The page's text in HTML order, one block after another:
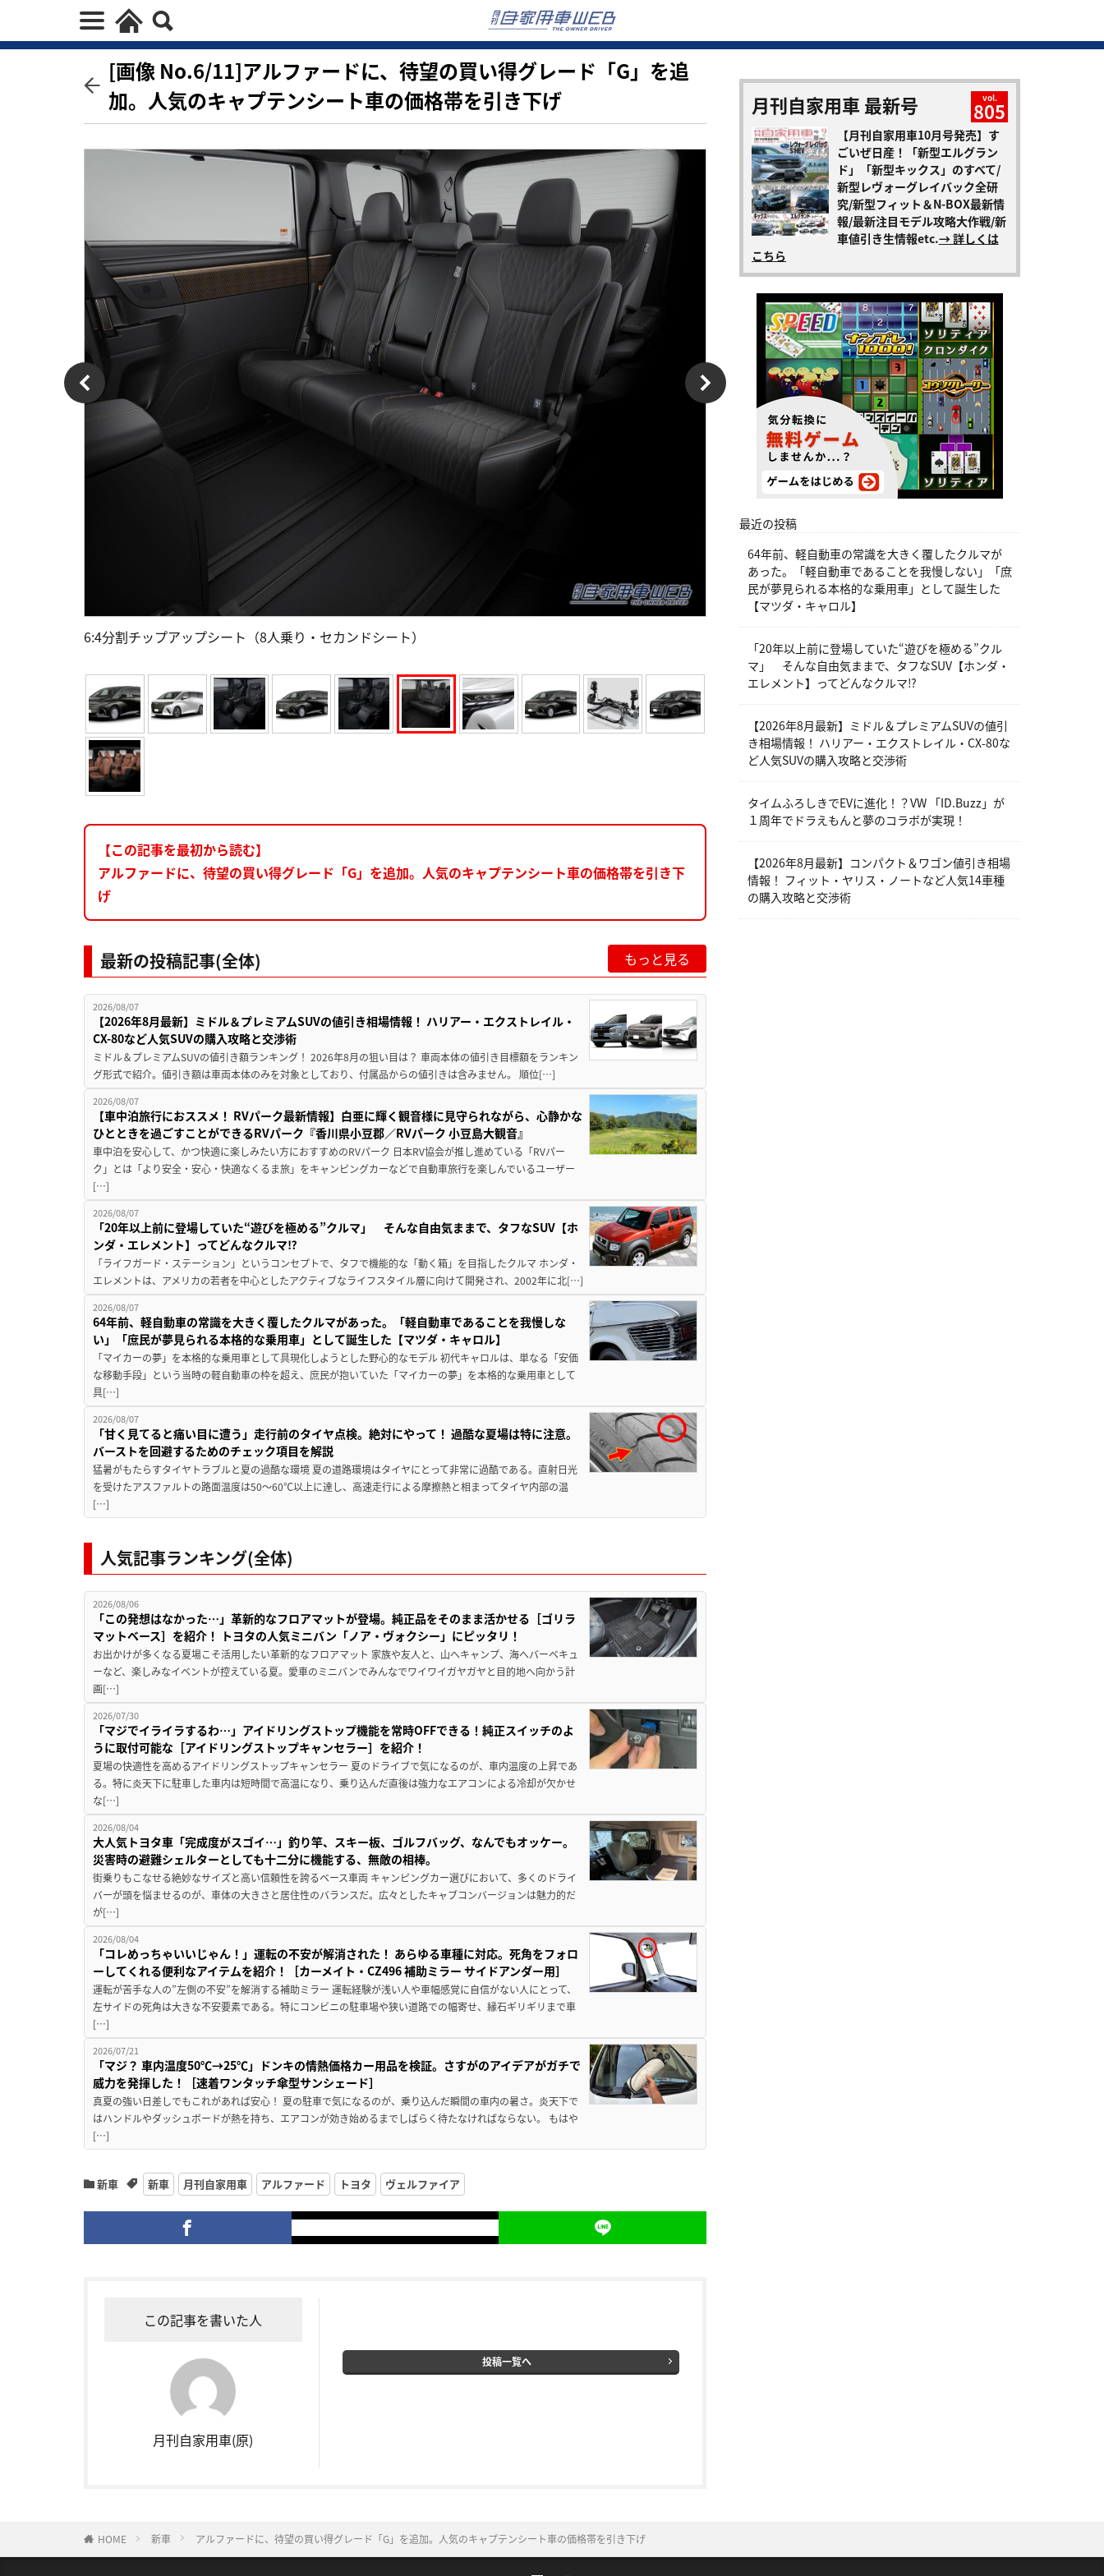
[画像 No.6/11]アルファードに、待望の買い得グレード「G」を追
加。人気のキャプテンシート車の価格帯を引き下げ
6:4分割チップアップシート（8人乗り・セカンドシート）
【この記事を最初から読む】
アルファードに、待望の買い得グレード「G」を追加。人気のキャプテンシート車の価格帯を引き下
げ
最新の投稿記事(全体) もっと見る
2026/08/07
【2026年8月最新】ミドル＆プレミアムSUVの値引き相場情報！ ハリアー・エクストレイル・
CX-80など人気SUVの購入攻略と交渉術
ミドル＆プレミアムSUVの値引き額ランキング！ 2026年8月の狙い目は？ 車両本体の値引き目標額をランキン
グ形式で紹介。値引き額は車両本体のみを対象としており、付属品からの値引きは含みません。 順位[…]
2026/08/07
【車中泊旅行におススメ！ RVパーク最新情報】白亜に輝く観音様に見守られながら、心静かな
ひとときを過ごすことができるRVパーク『香川県小豆郡／RVパーク 小豆島大観音』
車中泊を安心して、かつ快適に楽しみたい方におすすめのRVパーク 日本RV協会が推し進めている「RVパー
ク」とは「より安全・安心・快適なくるま旅」をキャンピングカーなどで自動車旅行を楽しんでいるユーザー
[…]
2026/08/07
「20年以上前に登場していた“遊びを極める”クルマ」 そんな自由気ままで、タフなSUV【ホ
ンダ・エレメント】ってどんなクルマ⁉︎
「ライフガード・ステーション」というコンセプトで、タフで機能的な「動く箱」を目指したクルマ ホンダ・
エレメントは、アメリカの若者を中心としたアクティブなライフスタイル層に向けて開発され、2002年に北[…]
2026/08/07
64年前、軽自動車の常識を大きく覆したクルマがあった。「軽自動車であることを我慢しな
い」「庶民が夢見られる本格的な乗用車」として誕生した【マツダ・キャロル】
「マイカーの夢」を本格的な乗用車として具現化しようとした野心的なモデル 初代キャロルは、単なる「安価
な移動手段」という当時の軽自動車の枠を超え、庶民が抱いていた「マイカーの夢」を本格的な乗用車として
具[…]
2026/08/07
「甘く見てると痛い目に遭う」走行前のタイヤ点検。絶対にやって！ 過酷な夏場は特に注意。
バーストを回避するためのチェック項目を解説
猛暑がもたらすタイヤトラブルと夏の過酷な環境 夏の道路環境はタイヤにとって非常に過酷である。直射日光
を受けたアスファルトの路面温度は50〜60℃以上に達し、高速走行による摩擦熱と相まってタイヤ内部の温
[…]
人気記事ランキング(全体)
2026/08/06
「この発想はなかった…」革新的なフロアマットが登場。純正品をそのまま活かせる［ゴリラ
マットベース］を紹介！ トヨタの人気ミニバン「ノア・ヴォクシー」にピッタリ！
お出かけが多くなる夏場こそ活用したい革新的なフロアマット 家族や友人と、山へキャンプ、海へバーベキュ
ーなど、楽しみなイベントが控えている夏。愛車のミニバンでみんなでワイワイガヤガヤと目的地へ向かう計
画[…]
2026/07/30
「マジでイライラするわ…」アイドリングストップ機能を常時OFFできる！純正スイッチのよ
うに取付可能な［アイドリングストップキャンセラー］を紹介！
夏場の快適性を高めるアイドリングストップキャンセラー 夏のドライブで気になるのが、車内温度の上昇であ
る。特に炎天下に駐車した車内は短時間で高温になり、乗り込んだ直後は強力なエアコンによる冷却が欠かせ
な[…]
2026/08/04
大人気トヨタ車「完成度がスゴイ…」釣り竿、スキー板、ゴルフバッグ、なんでもオッケー。
災害時の避難シェルターとしても十二分に機能する、無敵の相棒。
街乗りもこなせる絶妙なサイズと高い信頼性を誇るベース車両 キャンピングカー選びにおいて、多くのドライ
バーが頭を悩ませるのが、車体の大きさと居住性のバランスだ。広々としたキャブコンバージョンは魅力的だ
が[…]
2026/08/04
「コレめっちゃいいじゃん！」運転の不安が解消された！ あらゆる車種に対応。死角をフォロ
ーしてくれる便利なアイテムを紹介！［カーメイト・CZ496 補助ミラー サイドアンダー用］
運転が苦手な人の”左側の不安”を解消する補助ミラー 運転経験が浅い人や車幅感覚に自信がない人にとって、
左サイドの死角は大きな不安要素である。特にコンビニの駐車場や狭い道路での幅寄せ、縁石ギリギリまで車
[…]
2026/07/21
「マジ？ 車内温度50℃→25℃」ドンキの情熱価格カー用品を検証。さすがのアイデアがガチで
威力を発揮した！［速着ワンタッチ傘型サンシェード］
真夏の強い日差しでもこれがあれば安心！ 夏の駐車で気になるのが、乗り込んだ瞬間の車内の暑さ。炎天下で
はハンドルやダッシュボードが熱を持ち、エアコンが効き始めるまでしばらく待たなければならない。 もはや
[…]
新車 新車 月刊自家用車 アルファード トヨタ ヴェルファイア
この記事を書いた人
月刊自家用車(原)
投稿一覧へ
月刊自家用車 最新号 vol.
805
【月刊自家用車10月号発売】す
ごいぜ日産！「新型エルグラン
ド」「新型キックス」のすべて/
新型レヴォーグレイバック全研
究/新型フィット＆N-BOX最新情
報/最新注目モデル攻略大作戦/新
車値引き生情報etc.→ 詳しくは
こちら
最近の投稿
64年前、軽自動車の常識を大きく覆したクルマが
あった。「軽自動車であることを我慢しない」「庶
民が夢見られる本格的な乗用車」として誕生した
【マツダ・キャロル】
「20年以上前に登場していた“遊びを極める”クル
マ」 そんな自由気ままで、タフなSUV【ホンダ・
エレメント】ってどんなクルマ⁉︎
【2026年8月最新】ミドル＆プレミアムSUVの値引
き相場情報！ ハリアー・エクストレイル・CX-80な
ど人気SUVの購入攻略と交渉術
タイムふろしきでEVに進化！？VW 「ID.Buzz」が
１周年でドラえもんと夢のコラボが実現！
【2026年8月最新】コンパクト＆ワゴン値引き相場
情報！ フィット・ヤリス・ノートなど人気14車種
の購入攻略と交渉術
HOME 新車 アルファードに、待望の買い得グレード「G」を追加。人気のキャプテンシート車の価格帯を引き下げ